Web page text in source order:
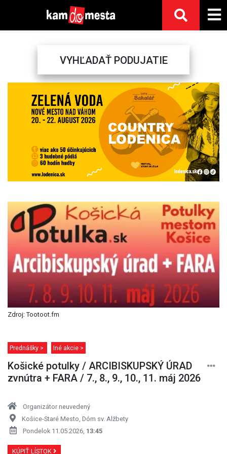
VYHĽADAŤ PODUJATIE
Next
Zdroj: Tootoot.fm
Prednášky > Iné akcie >
Košické potulky / ARCIBISKUPSKÝ ÚRAD
zvnútra + FARA / 7., 8., 9., 10., 11. máj 2026
Organizátor neuvedený
Košice-Staré Mesto, Dóm sv. Alžbety
Pondelok 11.05.2026, 13:45
KÚPIŤ LÍSTOK